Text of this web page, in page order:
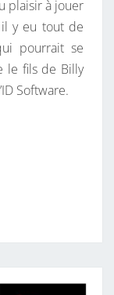
plaisir à jouer
y eu tout de
pourrait se
le fils de Billy
Software.